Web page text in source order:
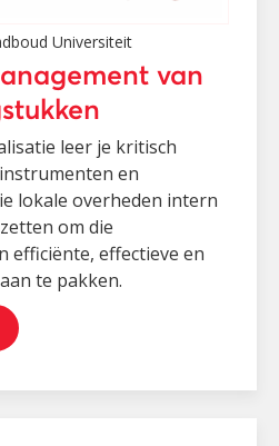
Universiteit
van
leer je kritisch
en
lokale overheden intern
om die
efficiënte, effectieve en
te pakken.